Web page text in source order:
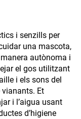
i senzills per
una mascota,
autònoma i
el gos utilitzant
i els sons del
vianants. Et
i l’aigua usant
d’higiene